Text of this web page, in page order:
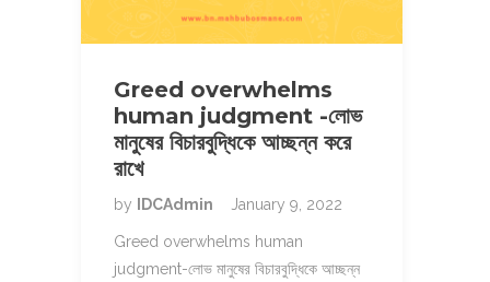
Greed overwhelms
human judgment -লোভ
মানুষের বিচারবুদ্ধিকে আচ্ছন্ন করে
রাখে
by IDCAdmin January 9, 2022
Greed overwhelms human
judgment-লোভ মানুষের বিচারবুদ্ধিকে আচ্ছন্ন